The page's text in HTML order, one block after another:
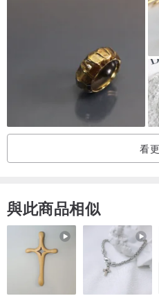
15.9
16.5
16.8
17.2
17.5
#18 18.4
【商品資訊】
‧此為亮銀，寬0.8 mm之線徑價格。
看
與此商品相似